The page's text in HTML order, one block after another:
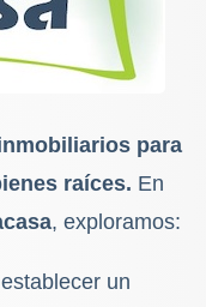
para
raíces. En
, exploramos:
un